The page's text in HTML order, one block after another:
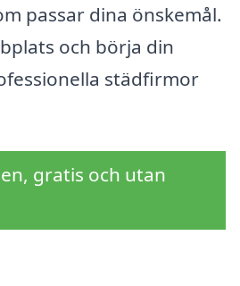
passar dina önskemål.
och börja din
städfirmor
gratis och utan